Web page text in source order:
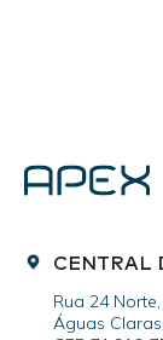
CENTRAL
Rua 24
Águas